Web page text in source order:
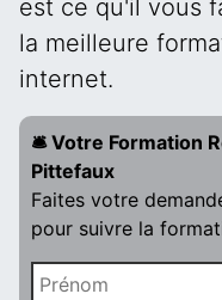
est ce qu'il vous
la meilleure
internet.
🛎️ Votre Formation
Pittefaux
Faites votre
pour suivre la